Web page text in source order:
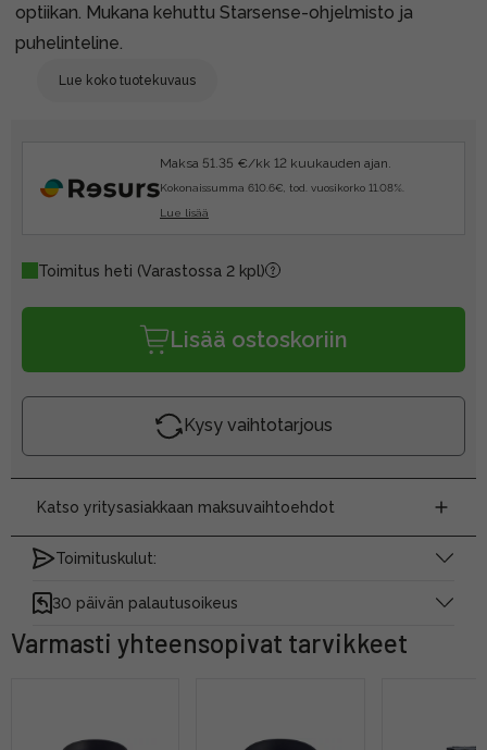
optiikan. Mukana kehuttu Starsense-ohjelmisto ja
puhelinteline.
Lue koko tuotekuvaus
Maksa 51.35 €/kk 12 kuukauden ajan.
Kokonaissumma 610.6€, tod. vuosikorko 11.08%.
Lue lisää
Toimitus heti (Varastossa 2 kpl)
Lisää ostoskoriin
Kysy vaihtotarjous
Katso yritysasiakkaan maksuvaihtoehdot
Toimituskulut:
30 päivän palautusoikeus
Varmasti yhteensopivat tarvikkeet